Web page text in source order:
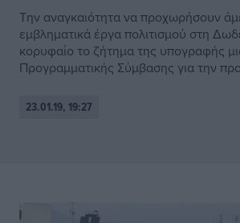
Την αναγκαιότητα να προχωρήσουν
εμβληματικά έργα πολιτισμού στη
κορυφαίο το ζήτημα της υπογραφής
Προγραμματικής Σύμβασης για την
23.01.19, 19:27